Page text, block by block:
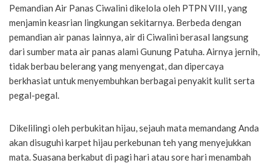
Pemandian Air Panas Ciwalini dikelola oleh PTPN VIII, yang
menjamin keasrian lingkungan sekitarnya. Berbeda dengan
pemandian air panas lainnya, air di Ciwalini berasal langsung
dari sumber mata air panas alami Gunung Patuha. Airnya jernih,
tidak berbau belerang yang menyengat, dan dipercaya
berkhasiat untuk menyembuhkan berbagai penyakit kulit serta
pegal-pegal.
Dikelilingi oleh perbukitan hijau, sejauh mata memandang Anda
akan disuguhi karpet hijau perkebunan teh yang menyejukkan
mata. Suasana berkabut di pagi hari atau sore hari menambah